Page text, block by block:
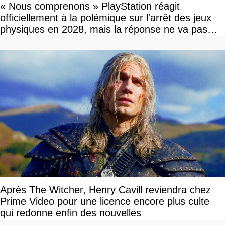
« Nous comprenons » PlayStation réagit
officiellement à la polémique sur l'arrêt des jeux
physiques en 2028, mais la réponse ne va pas
Après The Witcher, Henry Cavill reviendra chez
Prime Video pour une licence encore plus culte
qui redonne enfin des nouvelles